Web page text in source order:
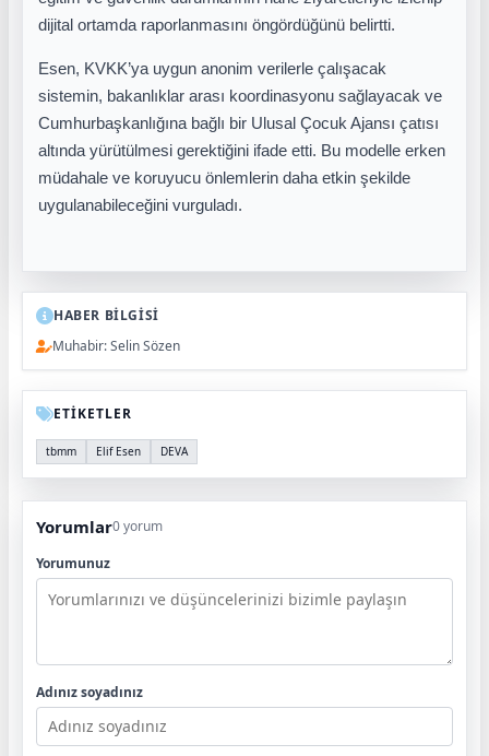
dijital ortamda raporlanmasını öngördüğünü belirtti.
Esen, KVKK’ya uygun anonim verilerle çalışacak
sistemin, bakanlıklar arası koordinasyonu sağlayacak ve
Cumhurbaşkanlığına bağlı bir Ulusal Çocuk Ajansı çatısı
altında yürütülmesi gerektiğini ifade etti. Bu modelle erken
müdahale ve koruyucu önlemlerin daha etkin şekilde
uygulanabileceğini vurguladı.
HABER BİLGİSİ
Muhabir: Selin Sözen
ETİKETLER
tbmm Elif Esen DEVA
Yorumlar0 yorum
Yorumunuz
Adınız soyadınız